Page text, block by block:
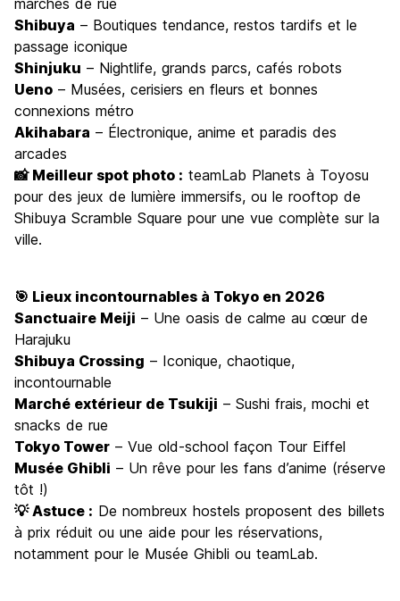
marchés de rue
Shibuya – Boutiques tendance, restos tardifs et le
passage iconique
Shinjuku – Nightlife, grands parcs, cafés robots
Ueno – Musées, cerisiers en fleurs et bonnes
connexions métro
Akihabara – Électronique, anime et paradis des
arcades
📸 Meilleur spot photo : teamLab Planets à Toyosu
pour des jeux de lumière immersifs, ou le rooftop de
Shibuya Scramble Square pour une vue complète sur la
ville.
🎯 Lieux incontournables à Tokyo en 2026
Sanctuaire Meiji – Une oasis de calme au cœur de
Harajuku
Shibuya Crossing – Iconique, chaotique,
incontournable
Marché extérieur de Tsukiji – Sushi frais, mochi et
snacks de rue
Tokyo Tower – Vue old-school façon Tour Eiffel
Musée Ghibli – Un rêve pour les fans d’anime (réserve
tôt !)
💡 Astuce : De nombreux hostels proposent des billets
à prix réduit ou une aide pour les réservations,
notamment pour le Musée Ghibli ou teamLab.